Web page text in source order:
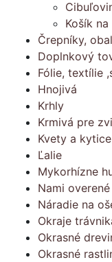
Košík
Črepníky,
Doplnkový
Fólie, textílie
Hnojivá
Krhly
Krmivá pre
Kvety a kytice
Ľalie
Mykorhízne
Nami
Náradie na
Okraje
Okrasné
Okrasné